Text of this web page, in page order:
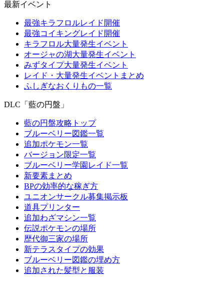
最新イベント
最強キラフロルレイド開催
最強コイキングレイド開催
キラフロル大量発生イベント
オージャの湖大量発生イベント
みずタイプ大量発生イベント
レイド・大量発生イベントまとめ
ふしぎなおくりもの一覧
DLC「藍の円盤」
藍の円盤攻略トップ
ブルーベリー図鑑一覧
追加ポケモン一覧
バージョン限定一覧
ブルーベリー学園レイド一覧
新要素まとめ
BPの効率的な稼ぎ方
ユニオンサークル募集掲示板
道具プリンター
追加わざマシン一覧
伝説ポケモンの場所
歴代御三家の場所
新テラスタイプの効果
ブルーベリー図鑑の埋め方
追加された髪型と服装